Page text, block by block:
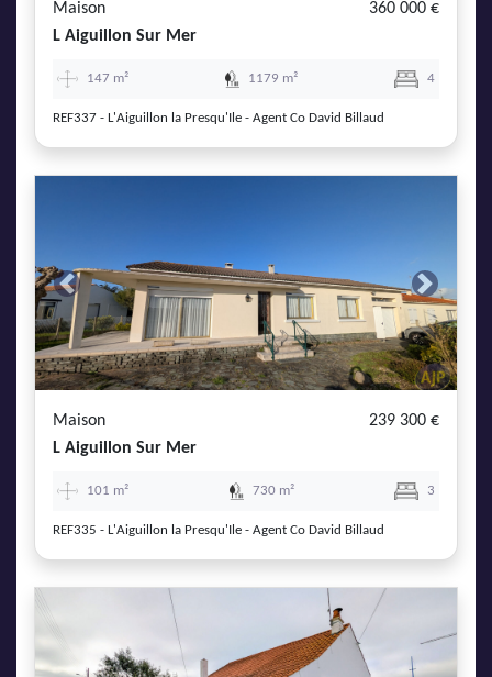
Maison
360 000 €
L Aiguillon Sur Mer
147 m² 1179 m² 4
REF337 - L'Aiguillon la Presqu'Ile - Agent Co David Billaud
Previous Next
Maison
239 300 €
L Aiguillon Sur Mer
101 m² 730 m² 3
REF335 - L'Aiguillon la Presqu'Ile - Agent Co David Billaud